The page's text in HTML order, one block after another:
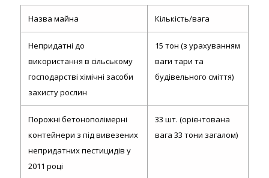
Назва майна Кількість/вага
Непридатні до
використання в сільському
господарстві хімічні засоби
захисту рослин
15 тон (з урахуванням
ваги тари та
будівельного сміття)
Порожні бетонополімерні
контейнери з під вивезених
непридатних пестицидів у
2011 році
33 шт. (орієнтована
вага 33 тони загалом)